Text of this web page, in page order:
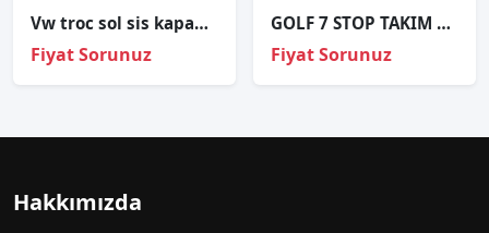
Vw troc sol sis kapağı 2024
Fiyat Sorunuz
GOLF 7 STOP TAKIM ORİJİNAL 5G0945096H 5G0945095H
Fiyat Sorunuz
Hakkımızda